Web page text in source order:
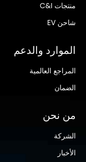
منتجات C&I
شاحن EV
الموارد والدعم
المراجع العالمية
الضمان
من نحن
الشركة
الأخبار